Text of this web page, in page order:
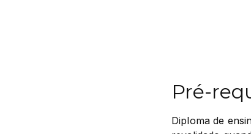
Pré-
Diploma de